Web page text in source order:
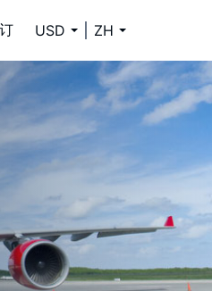
USD ZH